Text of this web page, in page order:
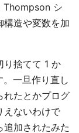
Thompson シ
構造や変数を加
り捨てて 1 か
一旦作り直し
れたとかプログ
えないわけで
加されたみた